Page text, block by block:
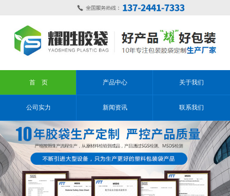
首 页 产品中心 关于我们
公司实力 新闻资讯 联系我们